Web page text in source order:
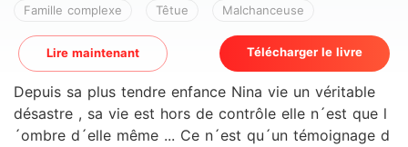
Famille complexe Têtue Malchanceuse
Lire maintenant Télécharger le livre
Depuis sa plus tendre enfance Nina vie un véritable
désastre , sa vie est hors de contrôle elle n´est que l
´ombre d´elle même ... Ce n´est qu´un témoignage d